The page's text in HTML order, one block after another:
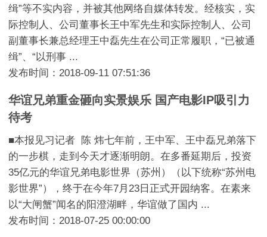
缉”等不实内容，并被其他网络自媒体转发。经核实，实
际控制人、公司董事长王中军先生和实际控制人、公司
副董事长兼总经理王中磊先生在公司正常履职，“已被通
缉”、“以刑事 ...
发布时间：2018-09-11 07:51:36
华谊兄弟重金砸向实景娱乐 国产电影IP吸引力
待考
■本报见习记者 陈 炜七年前，王中军、王中磊兄弟落下
的一步棋，走到今天才逐渐明朗。在多番延期后，投资
35亿元的华谊兄弟电影世界（苏州）（以下统称“苏州电
影世界”），终于在今年7月23日正式开园纳客。在素来
以“大闸蟹”闻名的阳澄湖畔，华谊做了国内 ...
发布时间：2018-07-25 00:00:00